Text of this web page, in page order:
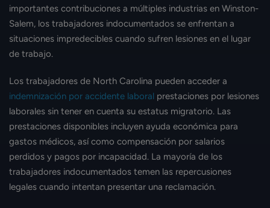
importantes contribuciones a múltiples industrias en Winston-
Salem, los trabajadores indocumentados se enfrentan a
situaciones impredecibles cuando sufren lesiones en el lugar
de trabajo.
Los trabajadores de North Carolina pueden acceder a
indemnización por accidente laboral prestaciones por lesiones
laborales sin tener en cuenta su estatus migratorio. Las
prestaciones disponibles incluyen ayuda económica para
gastos médicos, así como compensación por salarios
perdidos y pagos por incapacidad. La mayoría de los
trabajadores indocumentados temen las repercusiones
legales cuando intentan presentar una reclamación.